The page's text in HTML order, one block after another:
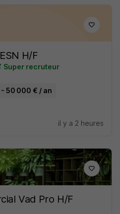
H/F
Super recruteur
50 000 € / an
il y a 2 heures
Vad Pro H/F